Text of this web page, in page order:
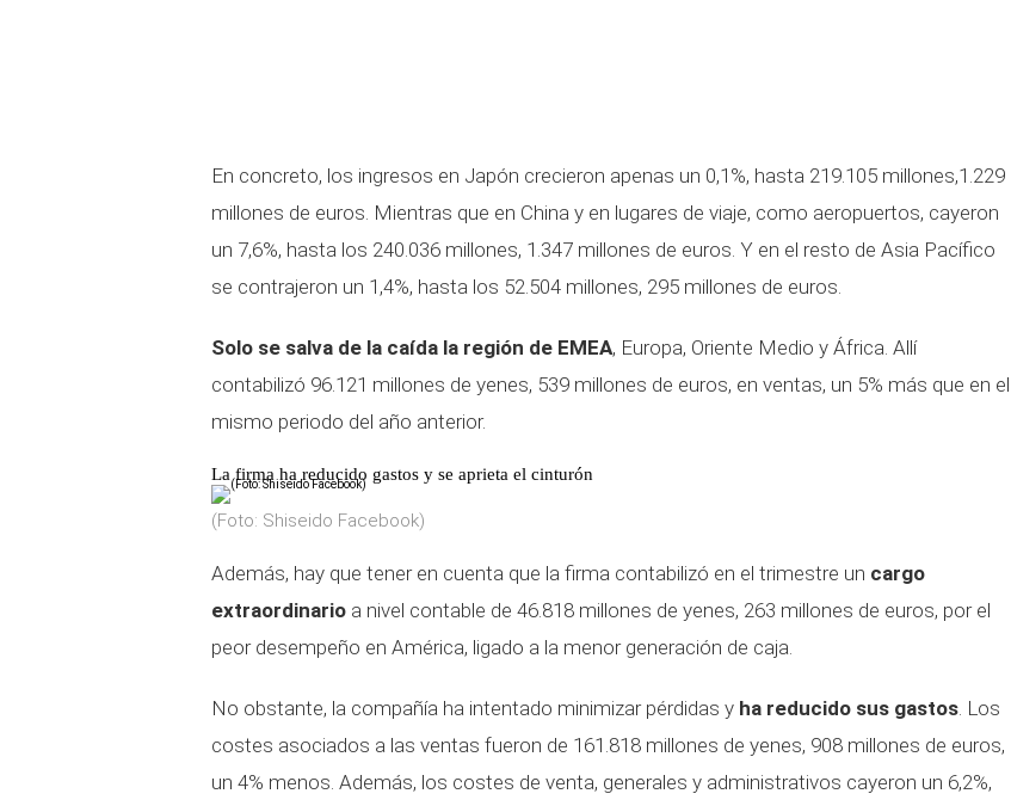
En concreto, los ingresos en Japón crecieron apenas un 0,1%, hasta 219.105 millones,1.229
millones de euros. Mientras que en China y en lugares de viaje, como aeropuertos, cayeron
un 7,6%, hasta los 240.036 millones, 1.347 millones de euros. Y en el resto de Asia Pacífico
se contrajeron un 1,4%, hasta los 52.504 millones, 295 millones de euros.
Solo se salva de la caída la región de EMEA, Europa, Oriente Medio y África. Allí
contabilizó 96.121 millones de yenes, 539 millones de euros, en ventas, un 5% más que en el
mismo periodo del año anterior.
La firma ha reducido gastos y se aprieta el cinturón
(Foto: Shiseido Facebook)
Además, hay que tener en cuenta que la firma contabilizó en el trimestre un cargo
extraordinario a nivel contable de 46.818 millones de yenes, 263 millones de euros, por el
peor desempeño en América, ligado a la menor generación de caja.
No obstante, la compañía ha intentado minimizar pérdidas y ha reducido sus gastos. Los
costes asociados a las ventas fueron de 161.818 millones de yenes, 908 millones de euros,
un 4% menos. Además, los costes de venta, generales y administrativos cayeron un 6,2%,